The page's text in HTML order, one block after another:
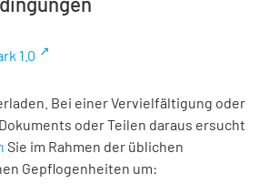
1.0
Bei einer Vervielfältigung oder
oder Teilen daraus ersucht
Sie im Rahmen der üblichen
Gepflogenheiten um: